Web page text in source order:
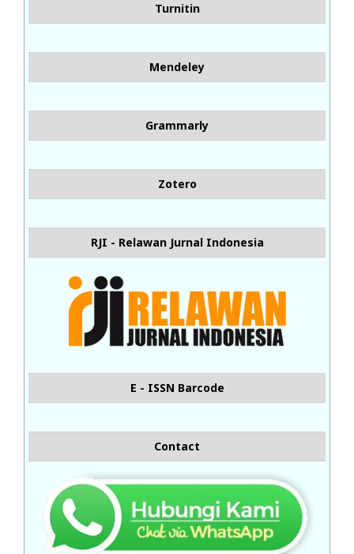
Turnitin
Mendeley
Grammarly
Zotero
RJI - Relawan Jurnal Indonesia
E - ISSN Barcode
Contact